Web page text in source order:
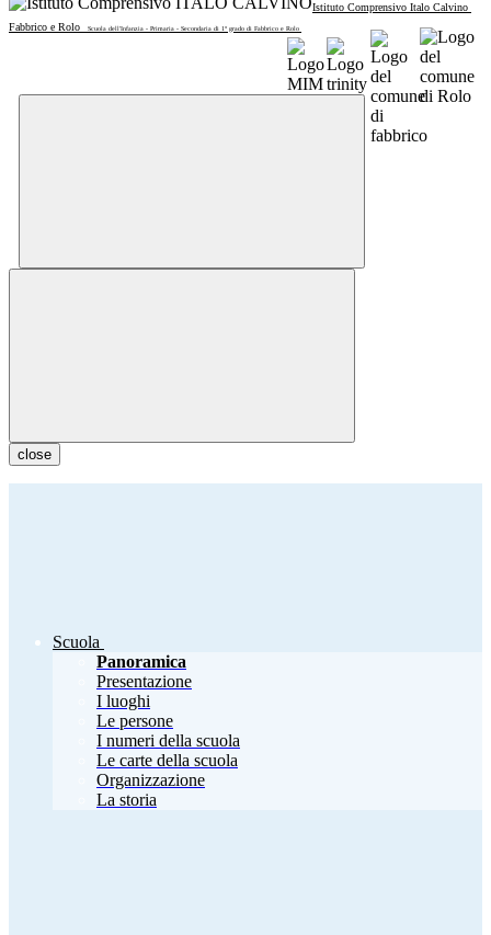
Istituto Comprensivo Italo Calvino
Fabbrico e Rolo
Scuola dell'Infanzia - Primaria - Secondaria di 1° grado di Fabbrico e Rolo
close
Scuola
Panoramica
Presentazione
I luoghi
Le persone
I numeri della scuola
Le carte della scuola
Organizzazione
La storia